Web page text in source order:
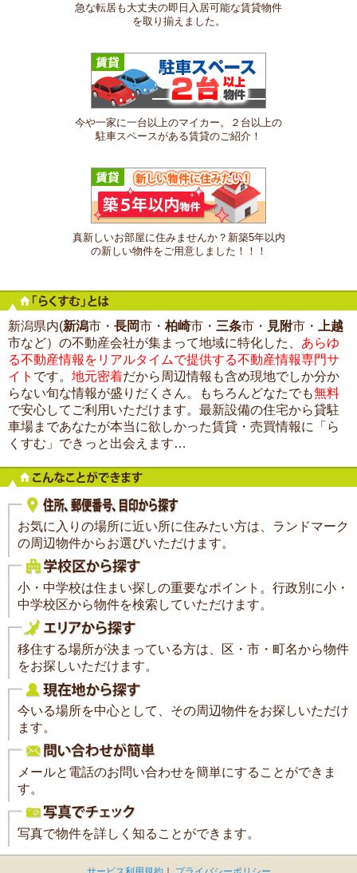
急な転居も大丈夫の即日入居可能な賃貸物件
を取り揃えました。
今や一家に一台以上のマイカー。２台以上の
駐車スペースがある賃貸のご紹介！
真新しいお部屋に住みませんか？新築5年以内
の新しい物件をご用意しました！！！
新潟県内(新潟市・ 長岡市・柏崎市・ 三条市・ 見附市・
上越
市など）の不動産会社が集まって地域に特化した、 あらゆ
る不動産情報をリアルタイムで提供する不動産情報専門サ
イト です。 地元密着だから周辺情報も含め現地でしか分か
らない旬な情報が盛りだくさん。もちろんどなたでも無料
で安心してご利用いただけます。最新設備の住宅から貸駐
車場まであなたが本当に欲しかった賃貸・売買情報に「ら
くすむ」できっと出会えます…
お気に入りの場所に近い所に住みたい方は、ランドマーク
の周辺物件からお選びいただけます。
小・中学校は住まい探しの重要なポイント。行政別に小・
中学校区から物件を検索していただけます。
移住する場所が決まっている方は、区・市・町名から物件
をお探しいただけます。
今いる場所を中心として、その周辺物件をお探しいただけ
ます。
メールと電話のお問い合わせを簡単にすることができま
す。
写真で物件を詳しく知ることができます。